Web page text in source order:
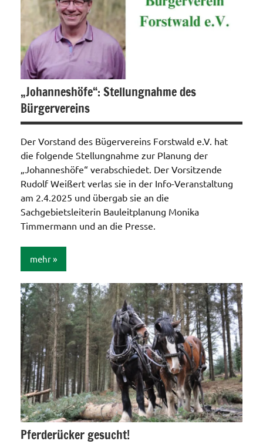
„Johanneshöfe“: Stellungnahme des
Bürgervereins
Der Vorstand des Bügervereins Forstwald e.V. hat
die folgende Stellungnahme zur Planung der
„Johanneshöfe“ verabschiedet. Der Vorsitzende
Rudolf Weißert verlas sie in der Info-Veranstaltung
am 2.4.2025 und übergab sie an die
Sachgebietsleiterin Bauleitplanung Monika
Timmermann und an die Presse.
mehr
Allgemein
Pferderücker gesucht!